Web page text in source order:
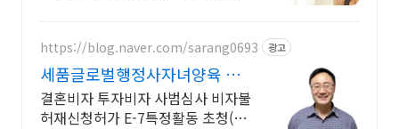
https://blog.naver.com/sarang0693 광고
세품글로벌행정사자녀양육 사
증발급전문
결혼비자 투자비자 사범심사 비자불
허재신청허가 E-7특정활동 초청(배